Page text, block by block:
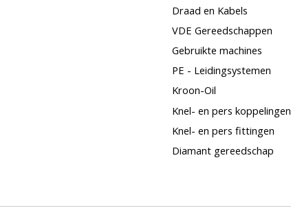
Draad en Kabels
VDE Gereedschappen
Gebruikte machines
PE - Leidingsystemen
Kroon-Oil
Knel- en pers koppelingen
Knel- en pers fittingen
Diamant gereedschap